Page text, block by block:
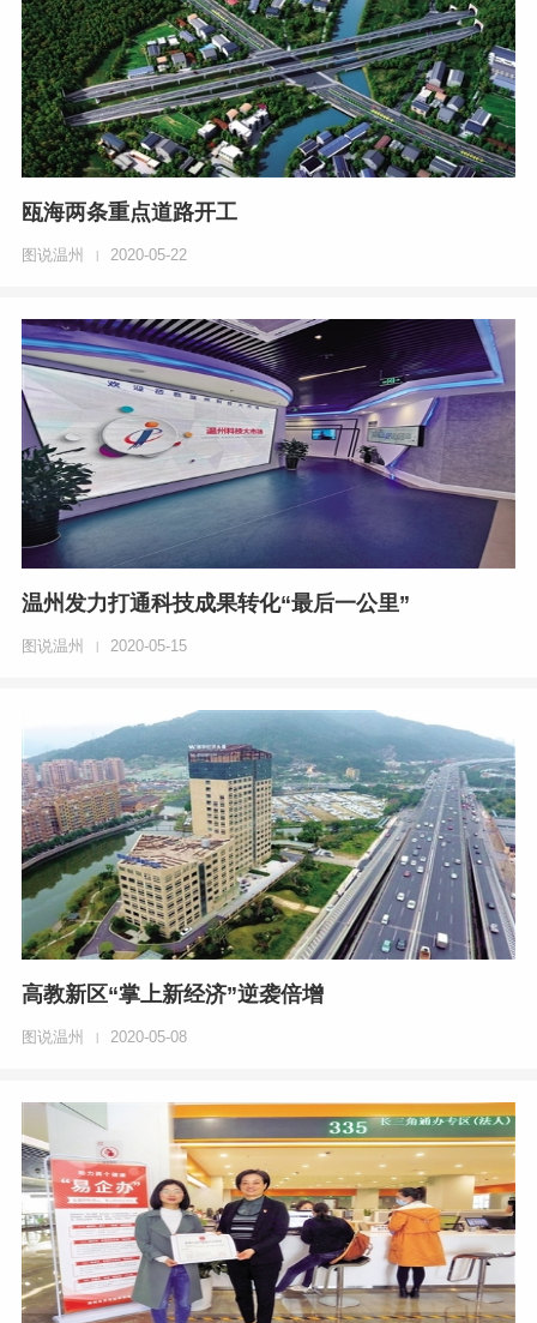
瓯海两条重点道路开工
图说温州 2020-05-22
温州发力打通科技成果转化“最后一公里”
图说温州 2020-05-15
高教新区“掌上新经济”逆袭倍增
图说温州 2020-05-08